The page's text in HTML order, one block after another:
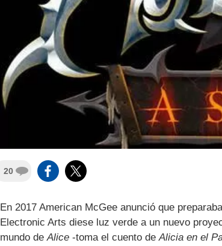
20
En 2017 American McGee anunció que
Electronic Arts diese luz verde a un nuevo
mundo deAlice -toma el cuento deAlicia en el